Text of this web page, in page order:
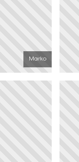
Marko